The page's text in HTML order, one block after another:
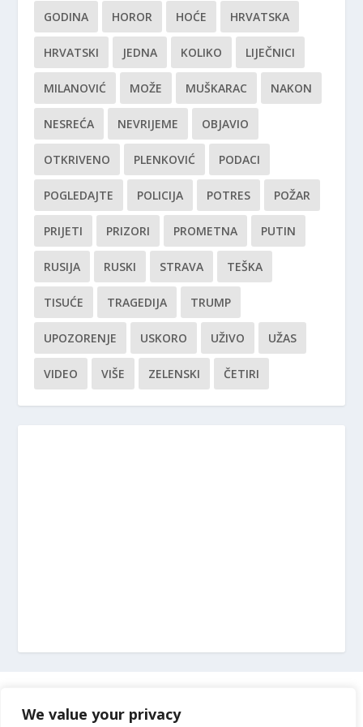
We value your privacy
GODINA HOROR HOĆE HRVATSKA
HRVATSKI JEDNA KOLIKO LIJEČNICI
MILANOVIĆ MOŽE MUŠKARAC NAKON
NESREĆA NEVRIJEME OBJAVIO
OTKRIVENO PLENKOVIĆ PODACI
POGLEDAJTE POLICIJA POTRES POŽAR
PRIJETI PRIZORI PROMETNA PUTIN
RUSIJA RUSKI STRAVA TEŠKA
TISUĆE TRAGEDIJA TRUMP
UPOZORENJE USKORO UŽIVO UŽAS
VIDEO VIŠE ZELENSKI ČETIRI